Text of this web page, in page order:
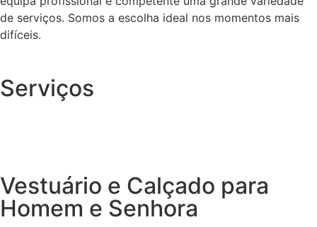
de serviços. Somos a escolha ideal nos momentos mais
difíceis.
Serviços
Vestuário e Calçado para
Homem e Senhora